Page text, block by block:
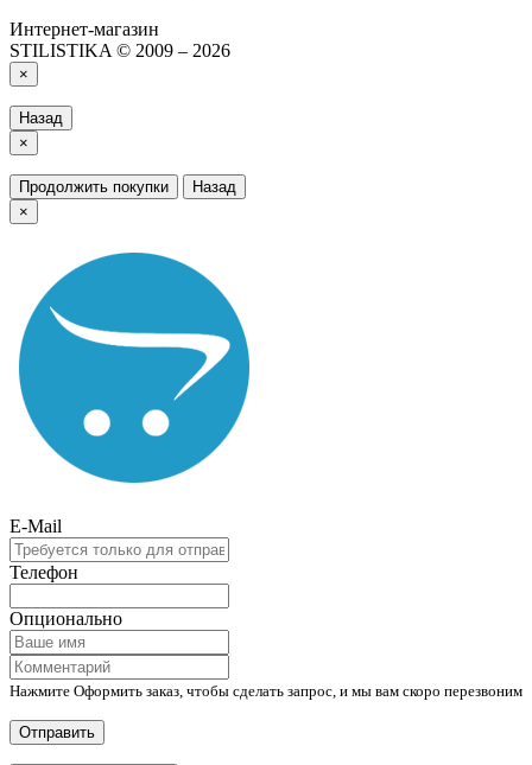
Интернет-магазин
STILISTIKA © 2009 – 2026
×
Назад
×
Продолжить покупки
Назад
×
E-Mail
Телефон
Опционально
Нажмите Оформить заказ, чтобы сделать запрос, и мы вам скоро перезвоним
Отправить